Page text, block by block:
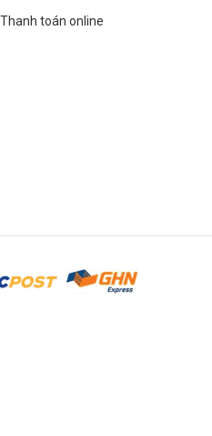
Thanh toán online